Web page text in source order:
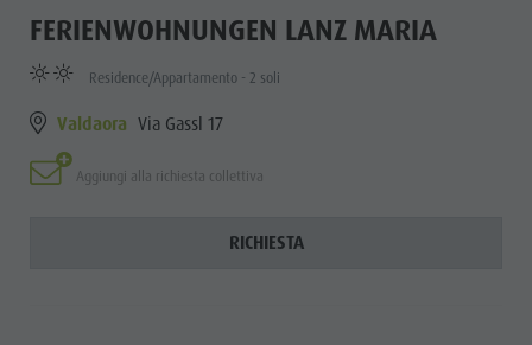
FERIENWOHNUNGEN LANZ MARIA
Residence/Appartamento - 2 soli
Valdaora Via Gassl 17
Aggiungi alla richiesta collettiva
RICHIESTA